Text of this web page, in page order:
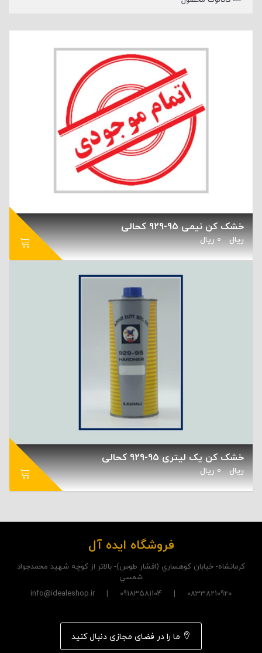
خشک کن نیمی 95-929 کحالی
ریال 0 ریال
خشک کن یک لیتری 95-929 کحالی
ریال 0 ریال
فروشگاه ایده آل
کرمانشاه- خيابان کوهساري (افشار طوس)- بالاتر از کوچه شهيد محمدجواد
شمسي
08338210920 | 09183581104 | info@idealeshop.ir
ما را در فضای مجازی دنبال کنید